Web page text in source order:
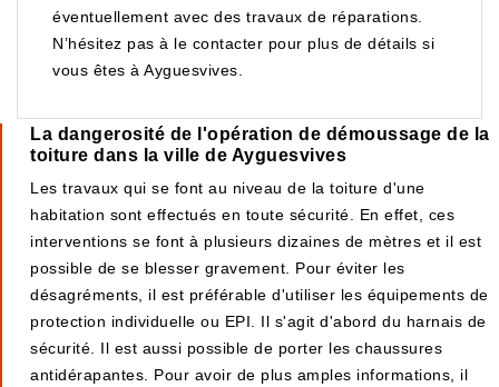
éventuellement avec des travaux de réparations.
N’hésitez pas à le contacter pour plus de détails si
vous êtes à Ayguesvives.
La dangerosité de l'opération de démoussage de la
toiture dans la ville de Ayguesvives
Les travaux qui se font au niveau de la toiture d'une
habitation sont effectués en toute sécurité. En effet, ces
interventions se font à plusieurs dizaines de mètres et il est
possible de se blesser gravement. Pour éviter les
désagréments, il est préférable d'utiliser les équipements de
protection individuelle ou EPI. Il s'agit d'abord du harnais de
sécurité. Il est aussi possible de porter les chaussures
antidérapantes. Pour avoir de plus amples informations, il